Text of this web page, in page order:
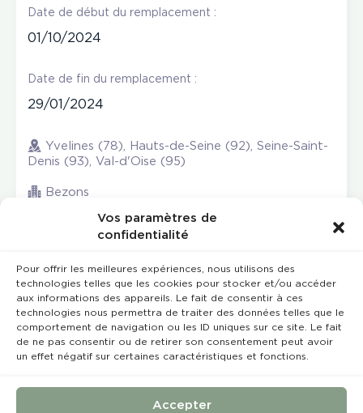
Vos paramètres de
confidentialité
Pour offrir les meilleures expériences, nous utilisons des
technologies telles que les cookies pour stocker et/ou accéder
aux informations des appareils. Le fait de consentir à ces
technologies nous permettra de traiter des données telles que le
comportement de navigation ou les ID uniques sur ce site. Le fait
de ne pas consentir ou de retirer son consentement peut avoir
un effet négatif sur certaines caractéristiques et fonctions.
Accepter
Date de début du remplacement :
01/10/2024
Date de fin du remplacement :
29/01/2024
Yvelines (78), Hauts-de-Seine (92), Seine-Saint-
Denis (93), Val-d'Oise (95)
Bezons
Rempla’Dentaire © 2023 Tous droits réservés
Conception et réalisation :